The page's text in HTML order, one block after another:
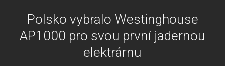
Polsko vybralo Westinghouse
AP1000 pro svou první jadernou
elektrárnu